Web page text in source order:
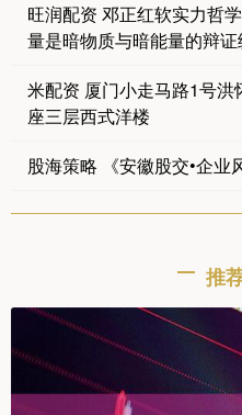
旺润配资 邓正红软实力哲
量是暗物质与暗能量的辩证
米配资 厦门小走马路1号
座三层西式洋楼
股海策略 《安徽股交•企业
推